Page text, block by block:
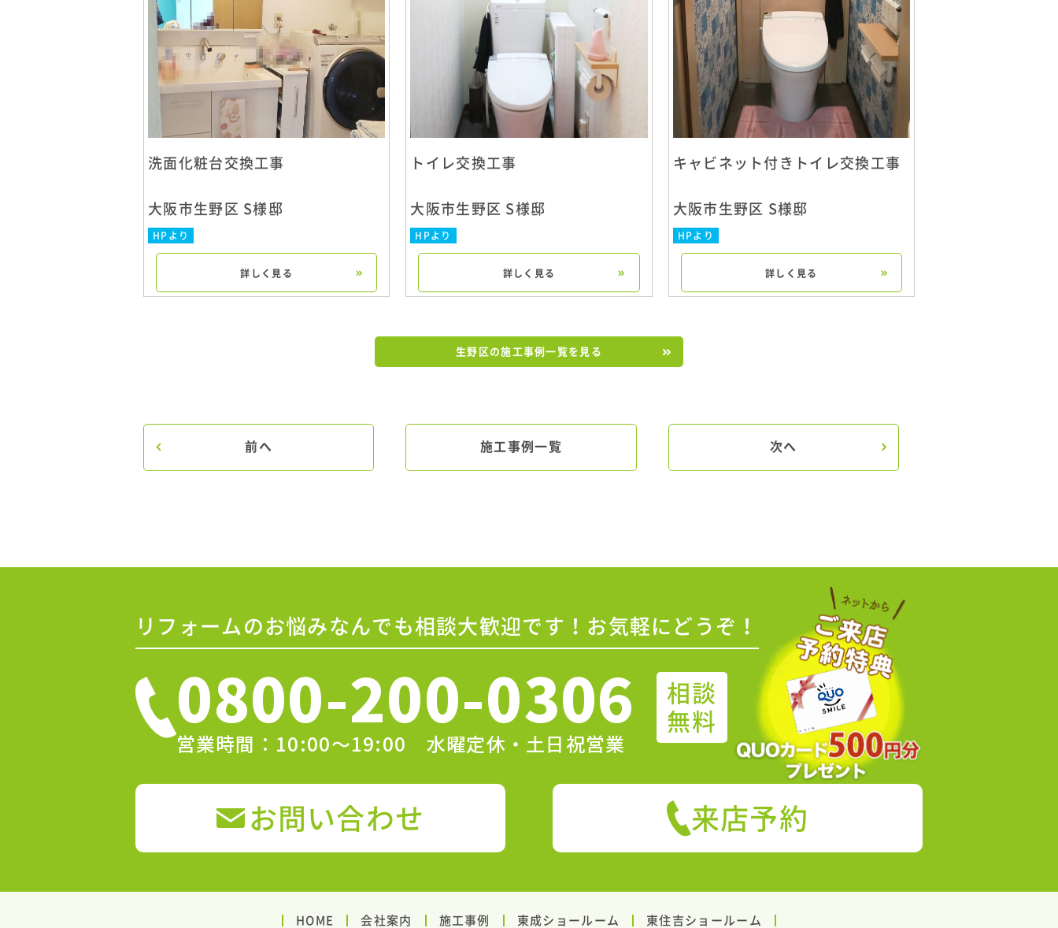
洗面化粧台交換工事
大阪市生野区 S様邸
HPより
詳しく見る
トイレ交換工事
大阪市生野区 S様邸
HPより
詳しく見る
キャビネット付きトイレ交換工事
大阪市生野区 S様邸
HPより
詳しく見る
生野区の施工事例一覧を見る
前へ 施工事例一覧 次へ
リフォームのお悩みなんでも相談大歓迎です！お気軽にどうぞ！
0800-200-0306
営業時間：10:00〜19:00 水曜定休・土日祝営業
相談
無料
お問い合わせ 来店予約
HOME 会社案内 施工事例 東成ショールーム 東住吉ショールーム